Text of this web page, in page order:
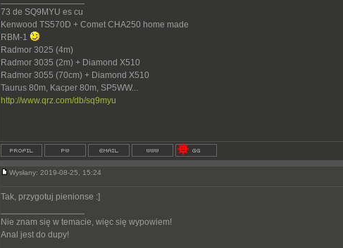
73 de SQ9MYU es cu
Kenwood TS570D + Comet CHA250 home made
RBM-1
Radmor 3025 (4m)
Radmor 3035 (2m) + Diamond X510
Radmor 3055 (70cm) + Diamond X510
Taurus 80m, Kacper 80m, SP5WW...
http://www.qrz.com/db/sq9myu
Wysłany: 2019-08-25, 15:24
Tak, przygotuj pienionse :]
Nie znam się w temacie, więc się wypowiem!
Anal jest do dupy!